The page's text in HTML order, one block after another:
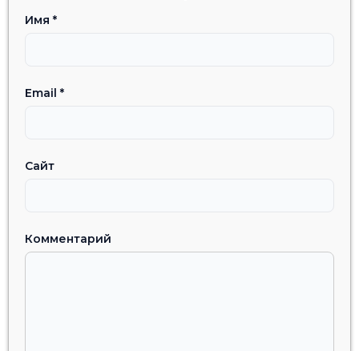
Имя *
Email *
Сайт
Комментарий